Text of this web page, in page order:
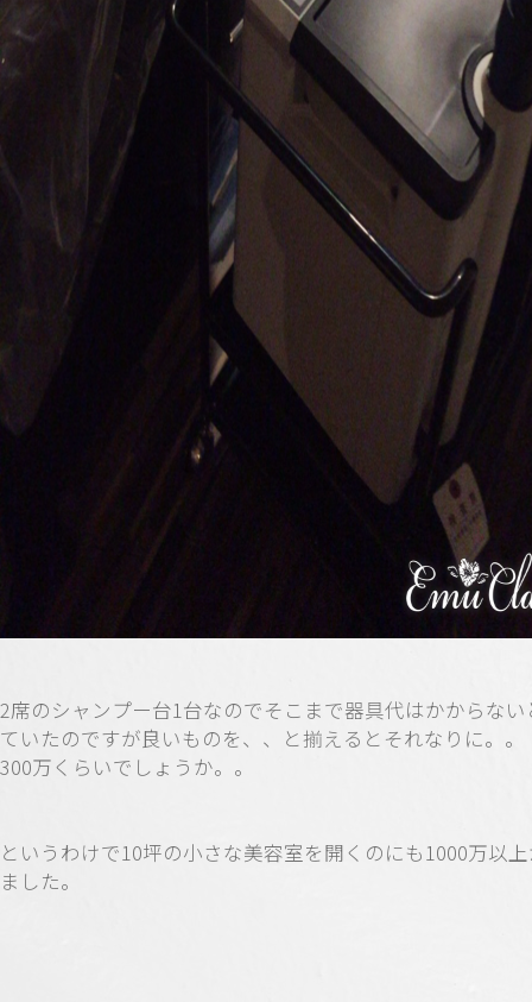
2席のシャンプー台1台なのでそこまで器具代はかからな
ていたのですが良いものを、、と揃えるとそれなりに。。
300万くらいでしょうか。。
というわけで10坪の小さな美容室を開くのにも1000万以
ました。